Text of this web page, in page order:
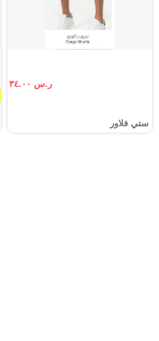
ر.س ٣٤.٠٠
ستي فلاور